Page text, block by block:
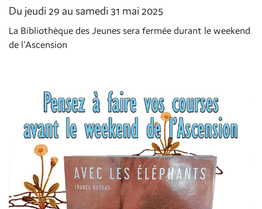
Du jeudi 29 au samedi 31 mai 2025
La Bibliothèque des Jeunes sera fermée durant le weekend
de l'Ascension